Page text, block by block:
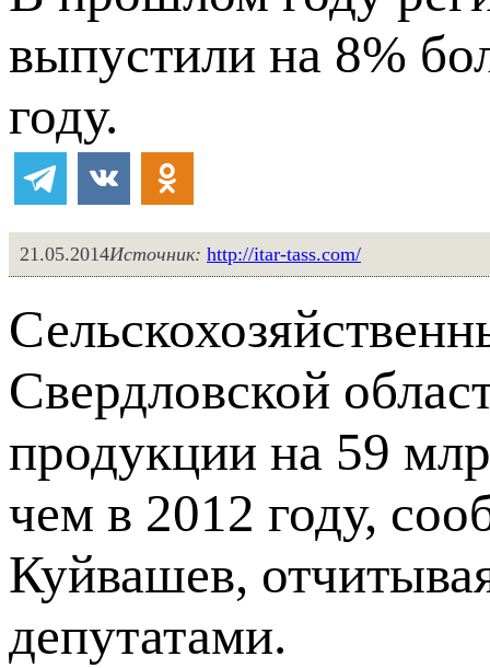
выпустили на 8%
году.
21.05.2014Источник: http://itar-tass.com/
Свердловской
продукции на 59
чем в 2012 году,
Куйвашев,
депутатами.